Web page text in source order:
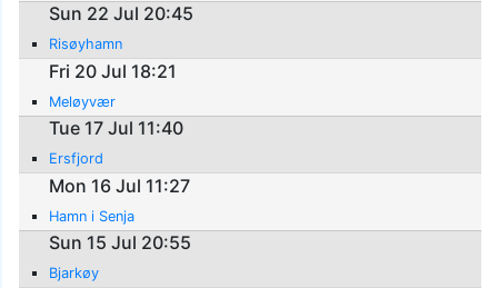
Sun 22 Jul 20:45
Risøyhamn
Fri 20 Jul 18:21
Meløyvær
Tue 17 Jul 11:40
Ersfjord
Mon 16 Jul 11:27
Hamn i Senja
Sun 15 Jul 20:55
Bjarkøy